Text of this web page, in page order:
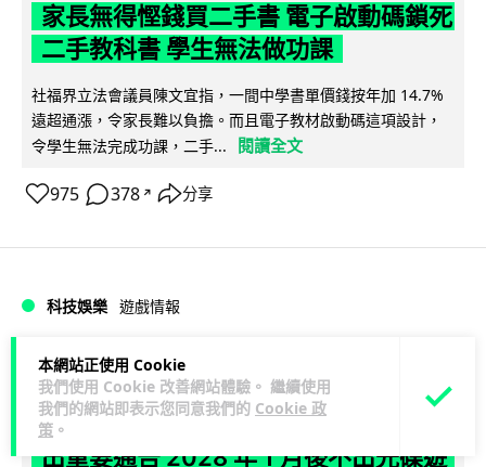
本網站正使用 Cookie
我們使用 Cookie 改善網站體驗。 繼續使用
我們的網站即表示您同意我們的 Cookie 政
策 。
家長無得慳錢買二手書 電子啟動碼鎖死
二手教科書 學生無法做功課
社福界立法會議員陳文宜指，一間中學書單價錢按年加 14.7%
遠超通漲，令家長難以負擔。而且電子教材啟動碼這項設計，
令學生無法完成功課，二手...
閱讀全文
975 378 ↗ 分享
科技娛樂 遊戲情報
Lawton 1 日
PlayStation 確認停產實體光碟 包裝印
出重要通告 2028 年 1 月後不出光碟遊